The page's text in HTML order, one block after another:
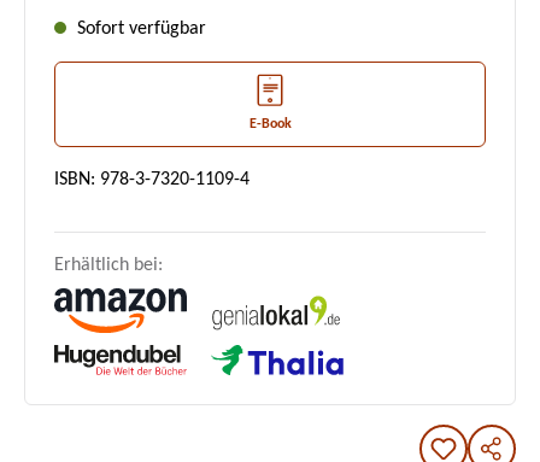
Sofort verfügbar
E-Book
ISBN: 978-3-7320-1109-4
Erhältlich bei: